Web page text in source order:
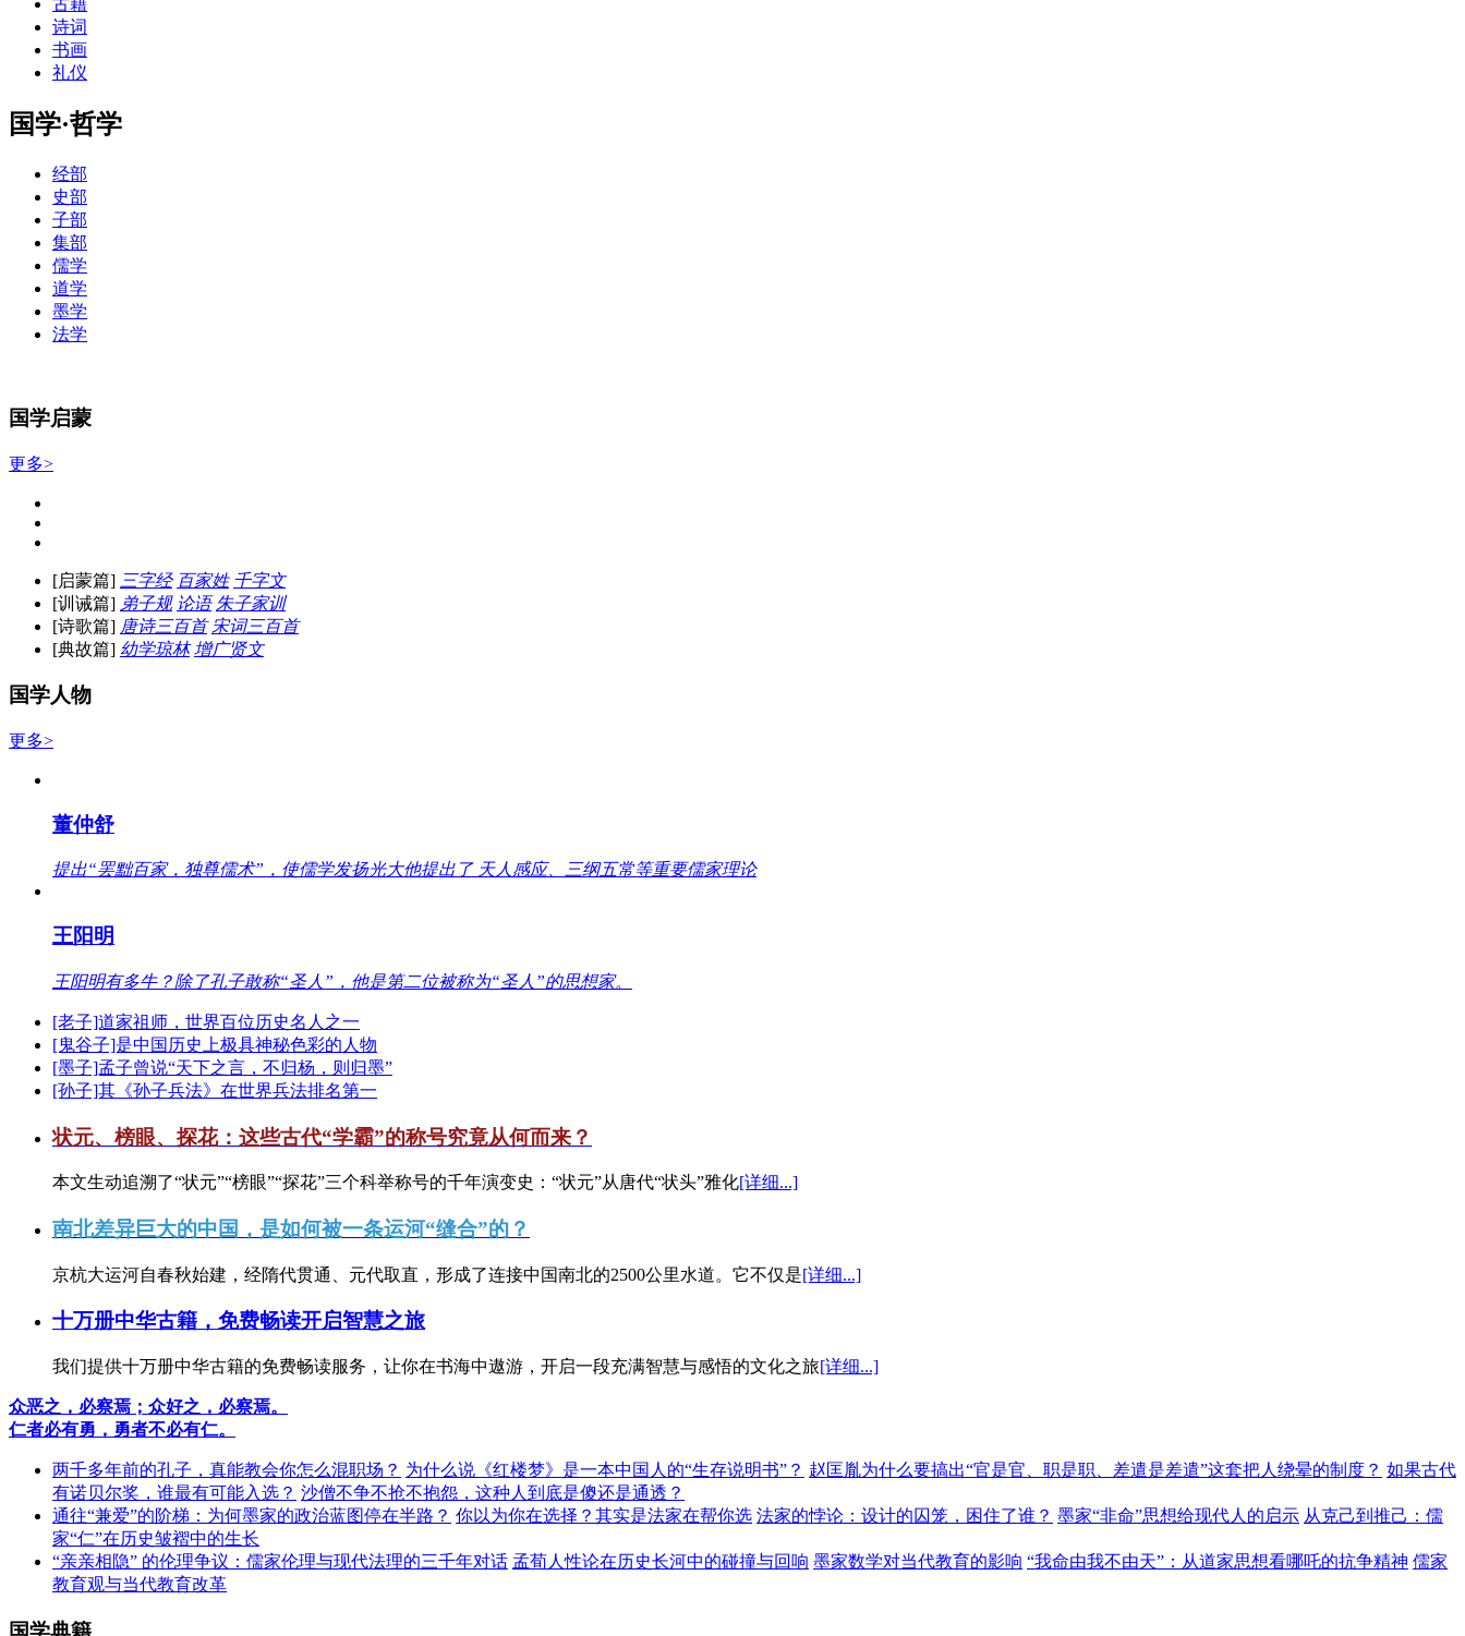
古籍
诗词
书画
礼仪
国学·哲学
经部
史部
子部
集部
儒学
道学
墨学
法学
国学启蒙
更多>
[启蒙篇] 三字经 百家姓 千字文
[训诫篇] 弟子规 论语 朱子家训
[诗歌篇] 唐诗三百首 宋词三百首
[典故篇] 幼学琼林 增广贤文
国学人物
更多>
董仲舒
提出“罢黜百家，独尊儒术”，使儒学发扬光大他提出了 天人感应、三纲五常等重要儒家理论
王阳明
王阳明有多牛？除了孔子敢称“圣人”，他是第二位被称为“圣人”的思想家。
[老子]道家祖师，世界百位历史名人之一
[鬼谷子]是中国历史上极具神秘色彩的人物
[墨子]孟子曾说“天下之言，不归杨，则归墨”
[孙子]其《孙子兵法》在世界兵法排名第一
状元、榜眼、探花：这些古代“学霸”的称号究竟从何而来？
本文生动追溯了“状元”“榜眼”“探花”三个科举称号的千年演变史：“状元”从唐代“状头”雅化[详细...]
南北差异巨大的中国，是如何被一条运河“缝合”的？
京杭大运河自春秋始建，经隋代贯通、元代取直，形成了连接中国南北的2500公里水道。它不仅是[详细...]
十万册中华古籍，免费畅读开启智慧之旅
我们提供十万册中华古籍的免费畅读服务，让你在书海中遨游，开启一段充满智慧与感悟的文化之旅[详细...]
众恶之，必察焉；众好之，必察焉。
仁者必有勇，勇者不必有仁。
两千多年前的孔子，真能教会你怎么混职场？ 为什么说《红楼梦》是一本中国人的“生存说明书”？ 赵匡胤为什么要搞出“官是官、职是职、差遣是差遣”这套把人绕晕的制度？ 如果古代
有诺贝尔奖，谁最有可能入选？ 沙僧不争不抢不抱怨，这种人到底是傻还是通透？
通往“兼爱”的阶梯：为何墨家的政治蓝图停在半路？ 你以为你在选择？其实是法家在帮你选 法家的悖论：设计的囚笼，困住了谁？ 墨家“非命”思想给现代人的启示 从克己到推己：儒
家“仁”在历史皱褶中的生长
“亲亲相隐” 的伦理争议：儒家伦理与现代法理的三千年对话 孟荀人性论在历史长河中的碰撞与回响 墨家数学对当代教育的影响 “我命由我不由天”：从道家思想看哪吒的抗争精神 儒家
教育观与当代教育改革
国学典籍